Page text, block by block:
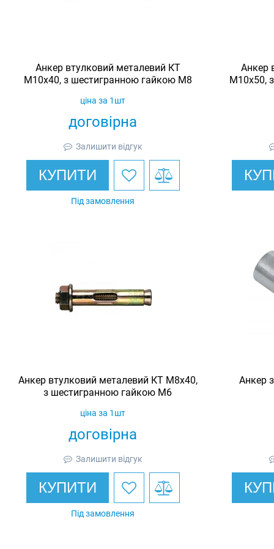
Анкер втулковий металевий КТ
М10х40, з шестигранною гайкою М8
договірна
ціна за 1шт
Залишити відгук
КУПИТИ
Під замовлення
Анкер
М10х50,
Анкер втулковий металевий КТ М8х40,
з шестигранною гайкою М6
договірна
ціна за 1шт
Залишити відгук
КУПИТИ
Під замовлення
Анкер